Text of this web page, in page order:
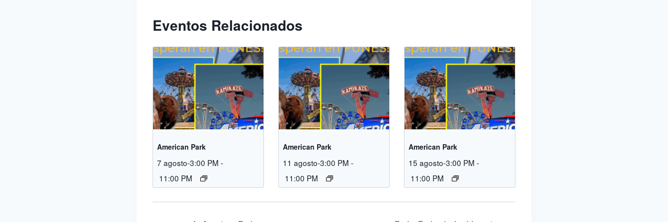
Eventos Relacionados
American Park
7 agosto-3:00 PM -
11:00 PM
American Park
11 agosto-3:00 PM -
11:00 PM
American Park
15 agosto-3:00 PM -
11:00 PM